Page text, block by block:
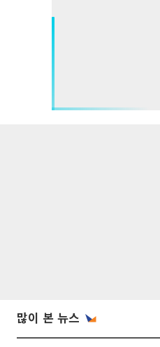
많이 본 뉴스